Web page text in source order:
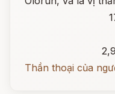
Thần thoại của